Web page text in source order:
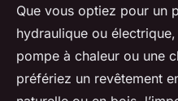
Que vous optiez pour un
hydraulique ou
pompe à chaleur ou une
préfériez un revêtement